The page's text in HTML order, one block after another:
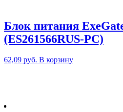
Блок питания
(ES261566RUS-PC)
62,09 руб. В корзину